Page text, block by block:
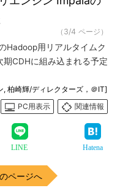
（3/4 ページ）
Hadoop用リアルタイムク
CDHに組み込まれる予定
, 柏崎輝/ディレクターズ，＠IT]
PC用表示
関連情報
LINE Hatena
ページへ